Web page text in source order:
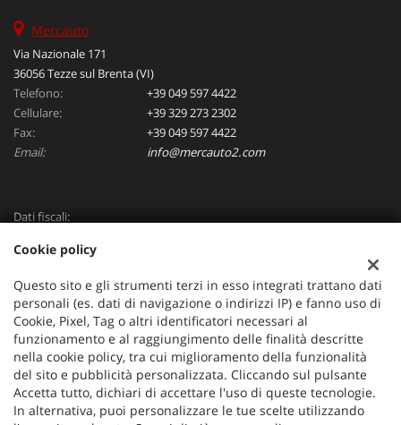
Mercauto
Via Nazionale 171
36056 Tezze sul Brenta (VI)
Telefono:
+39 049 597 4422
Cellulare:
+39 329 273 2302
Fax:
+39 049 597 4422
Email:
info@mercauto2.com
Dati fiscali:
Via Nazionale, 171 PD - 36056 Tezze sul Brenta
Registro delle imprese:PD
Cookie policy
Questo sito e gli strumenti terzi in esso integrati trattano dati
personali (es. dati di navigazione o indirizzi IP) e fanno uso di
Cookie, Pixel, Tag o altri identificatori necessari al
funzionamento e al raggiungimento delle finalità descritte
nella cookie policy, tra cui miglioramento della funzionalità
del sito e pubblicità personalizzata. Cliccando sul pulsante
Accetta tutto, dichiari di accettare l'uso di queste tecnologie.
In alternativa, puoi personalizzare le tue scelte utilizzando